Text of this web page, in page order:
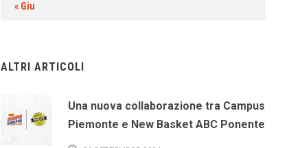
« Giu
ALTRI ARTICOLI
Una nuova collaborazione tra Campus
Piemonte e New Basket ABC Ponente